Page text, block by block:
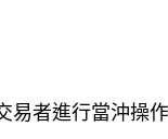
易者進行當沖操作